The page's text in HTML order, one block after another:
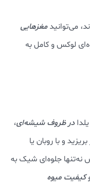
می‌توانیدمغزهایی
لوکس و کامل به
در ظروف شیشه‌ای،
و با روبان یا
نه‌تنها جلوه‌ای شیک به
کیفیت میوه